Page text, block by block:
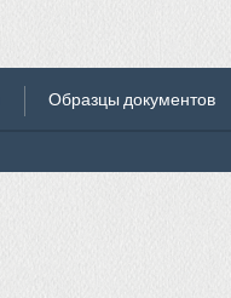
Образцы документов